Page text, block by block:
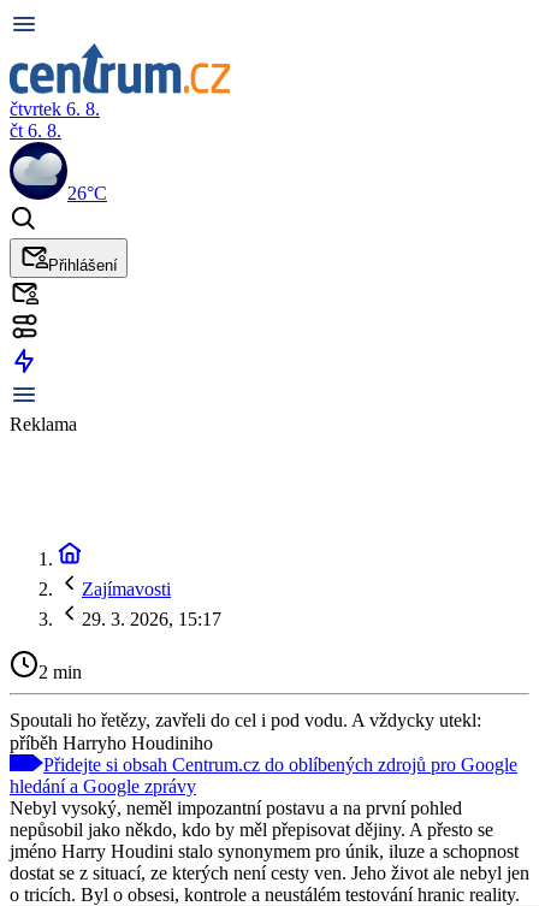
čtvrtek 6. 8.
čt 6. 8.
26°C
Přihlášení
Reklama
Zajímavosti
29. 3. 2026, 15:17
2 min
Spoutali ho řetězy, zavřeli do cel i pod vodu. A vždycky utekl:
příběh Harryho Houdiniho
Přidejte si obsah Centrum.cz do oblíbených zdrojů pro Google
hledání a Google zprávy
Nebyl vysoký, neměl impozantní postavu a na první pohled
nepůsobil jako někdo, kdo by měl přepisovat dějiny. A přesto se
jméno Harry Houdini stalo synonymem pro únik, iluze a schopnost
dostat se z situací, ze kterých není cesty ven. Jeho život ale nebyl jen
o tricích. Byl o obsesi, kontrole a neustálém testování hranic reality.